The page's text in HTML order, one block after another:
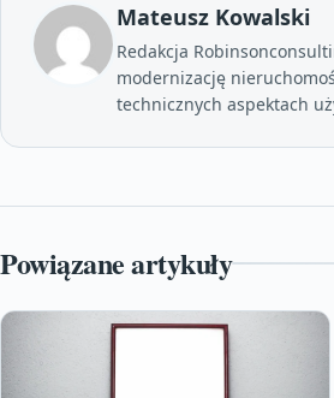
Mateusz Kowalski
Redakcja
modernizację
technicznych aspektach
Powiązane artykuły